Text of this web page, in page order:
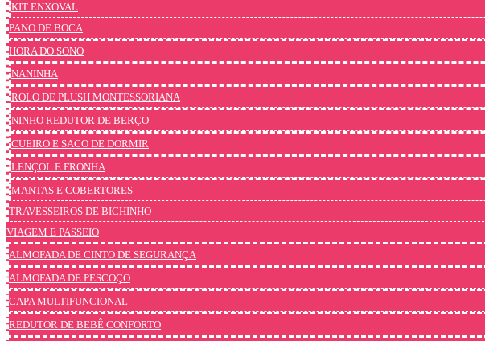
KIT ENXOVAL
PANO DE BOCA
HORA DO SONO
NANINHA
ROLO DE PLUSH MONTESSORIANA
NINHO REDUTOR DE BERÇO
CUEIRO E SACO DE DORMIR
LENÇOL E FRONHA
MANTAS E COBERTORES
TRAVESSEIROS DE BICHINHO
VIAGEM E PASSEIO
ALMOFADA DE CINTO DE SEGURANÇA
ALMOFADA DE PESCOÇO
CAPA MULTIFUNCIONAL
REDUTOR DE BEBÊ CONFORTO